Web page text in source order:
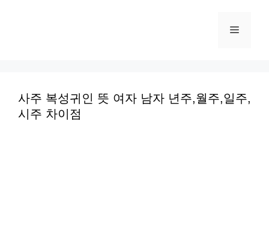
메
사주 복성귀인 뜻 여자 남자 년주,월주,일주,
시주 차이점